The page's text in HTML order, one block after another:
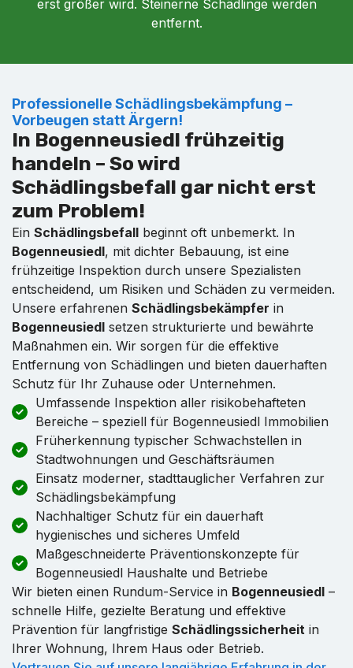
erst größer wird. Steinerne Schädlinge werden
entfernt.
Professionelle Schädlingsbekämpfung –
Vorbeugen statt Ärgern!
In Bogenneusiedl frühzeitig
handeln – So wird
Schädlingsbefall gar nicht erst
zum Problem!
Ein Schädlingsbefall beginnt oft unbemerkt. In
Bogenneusiedl, mit dichter Bebauung, ist eine
frühzeitige Inspektion durch unsere Spezialisten
entscheidend, um Risiken und Schäden zu vermeiden.
Unsere erfahrenen Schädlingsbekämpfer in
Bogenneusiedl setzen strukturierte und bewährte
Maßnahmen ein. Wir sorgen für die effektive
Entfernung von Schädlingen und bieten dauerhaften
Schutz für Ihr Zuhause oder Unternehmen.
Umfassende Inspektion aller risikobehafteten
Bereiche – speziell für Bogenneusiedl Immobilien
Früherkennung typischer Schwachstellen in
Stadtwohnungen und Geschäftsräumen
Einsatz moderner, stadttauglicher Verfahren zur
Schädlingsbekämpfung
Nachhaltiger Schutz für ein dauerhaft
hygienisches und sicheres Umfeld
Maßgeschneiderte Präventionskonzepte für
Bogenneusiedl Haushalte und Betriebe
Wir bieten einen Rundum-Service in Bogenneusiedl –
schnelle Hilfe, gezielte Beratung und effektive
Prävention für langfristige Schädlingssicherheit in
Ihrer Wohnung, Ihrem Haus oder Betrieb.